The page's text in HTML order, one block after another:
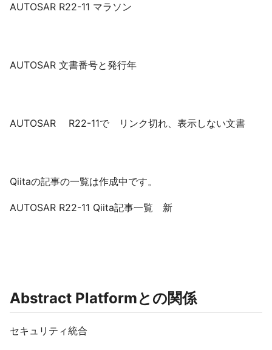
AUTOSAR R22-11 マラソン
AUTOSAR 文書番号と発行年
AUTOSAR R22-11で リンク切れ、表示しない文書
Qiitaの記事の一覧は作成中です。
AUTOSAR R22-11 Qiita記事一覧 新
Abstract Platformとの関係
セキュリティ統合